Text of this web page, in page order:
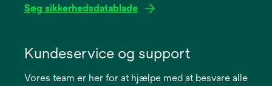
Søg sikkerhedsdatablade
new
Kundeservice og support
Vores team er her for at hjælpe med at besvare alle